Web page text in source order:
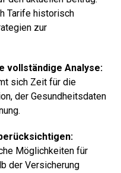
Tarife historisch
zur
vollständige Analyse:
sich Zeit für die
der Gesundheitsdaten
Möglichkeiten für
der Versicherung